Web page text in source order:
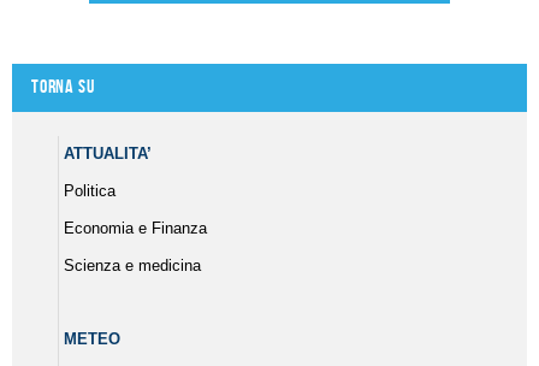
Torna su
ATTUALITA’
Politica
Economia e Finanza
Scienza e medicina
METEO